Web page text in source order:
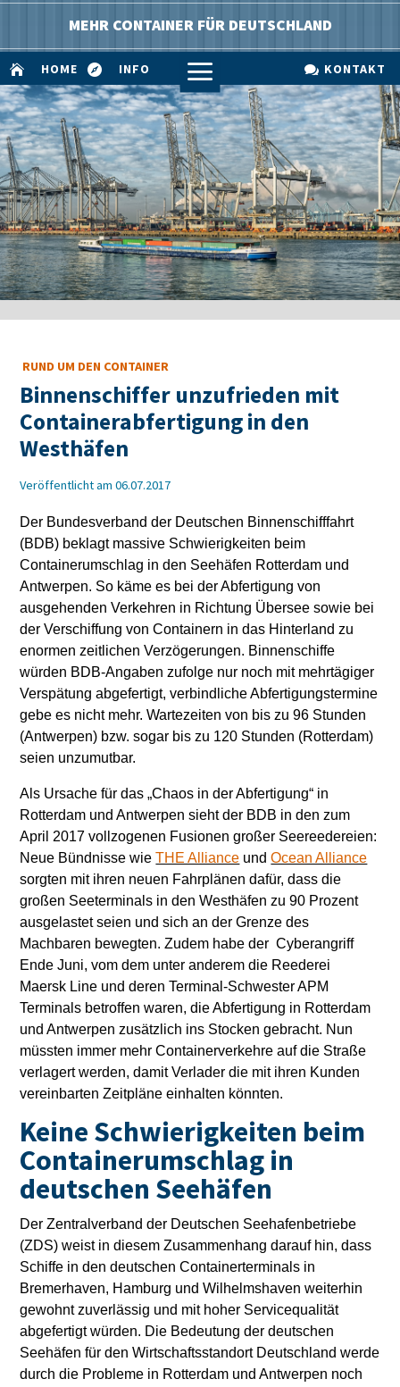
MEHR CONTAINER FÜR DEUTSCHLAND
 HOME  INFO a  KONTAKT
RUND UM DEN CONTAINER
Binnenschiffer unzufrieden mit
Containerabfertigung in den
Westhäfen
Veröffentlicht am 06.07.2017
Der Bundesverband der Deutschen Binnenschifffahrt
(BDB) beklagt massive Schwierigkeiten beim
Containerumschlag in den Seehäfen Rotterdam und
Antwerpen. So käme es bei der Abfertigung von
ausgehenden Verkehren in Richtung Übersee sowie bei
der Verschiffung von Containern in das Hinterland zu
enormen zeitlichen Verzögerungen. Binnenschiffe
würden BDB-Angaben zufolge nur noch mit mehrtägiger
Verspätung abgefertigt, verbindliche Abfertigungstermine
gebe es nicht mehr. Wartezeiten von bis zu 96 Stunden
(Antwerpen) bzw. sogar bis zu 120 Stunden (Rotterdam)
seien unzumutbar.
Als Ursache für das „Chaos in der Abfertigung“ in
Rotterdam und Antwerpen sieht der BDB in den zum
April 2017 vollzogenen Fusionen großer Seereedereien:
Neue Bündnisse wieTHE Alliance undOcean Alliance
sorgten mit ihren neuen Fahrplänen dafür, dass die
großen Seeterminals in den Westhäfen zu 90 Prozent
ausgelastet seien und sich an der Grenze des
Machbaren bewegten. Zudem habe der Cyberangriff
Ende Juni, vom dem unter anderem die Reederei
Maersk Line und deren Terminal-Schwester APM
Terminals betroffen waren, die Abfertigung in Rotterdam
und Antwerpen zusätzlich ins Stocken gebracht. Nun
müssten immer mehr Containerverkehre auf die Straße
verlagert werden, damit Verlader die mit ihren Kunden
vereinbarten Zeitpläne einhalten könnten.
Keine Schwierigkeiten beim
Containerumschlag in
deutschen Seehäfen
Der Zentralverband der Deutschen Seehafenbetriebe
(ZDS) weist in diesem Zusammenhang darauf hin, dass
Schiffe in den deutschen Containerterminals in
Bremerhaven, Hamburg und Wilhelmshaven weiterhin
gewohnt zuverlässig und mit hoher Servicequalität
abgefertigt würden. Die Bedeutung der deutschen
Seehäfen für den Wirtschaftsstandort Deutschland werde
durch die Probleme in Rotterdam und Antwerpen noch